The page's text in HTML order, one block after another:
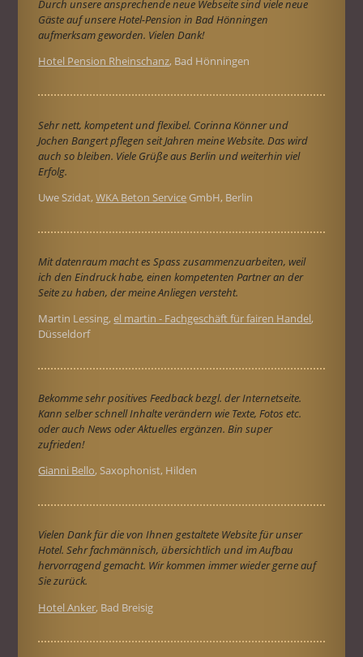
Durch unsere ansprechende neue Webseite sind viele neue
Gäste auf unsere Hotel-Pension in Bad Hönningen
aufmerksam geworden. Vielen Dank!
Hotel Pension Rheinschanz, Bad Hönningen
Sehr nett, kompetent und flexibel. Corinna Könner und
Jochen Bangert pflegen seit Jahren meine Website. Das wird
auch so bleiben. Viele Grüße aus Berlin und weiterhin viel
Erfolg.
Uwe Szidat,WKA Beton Service GmbH, Berlin
Mit datenraum macht es Spass zusammenzuarbeiten, weil
ich den Eindruck habe, einen kompetenten Partner an der
Seite zu haben, der meine Anliegen versteht.
Martin Lessing,el martin - Fachgeschäft für fairen Handel,
Düsseldorf
Bekomme sehr positives Feedback bezgl. der Internetseite.
Kann selber schnell Inhalte verändern wie Texte, Fotos etc.
oder auch News oder Aktuelles ergänzen. Bin super
zufrieden!
Gianni Bello, Saxophonist, Hilden
Vielen Dank für die von Ihnen gestaltete Website für unser
Hotel. Sehr fachmännisch, übersichtlich und im Aufbau
hervorragend gemacht. Wir kommen immer wieder gerne auf
Sie zurück.
Hotel Anker, Bad Breisig